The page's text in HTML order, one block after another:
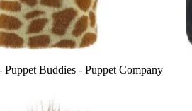
Buddies - Puppet Company